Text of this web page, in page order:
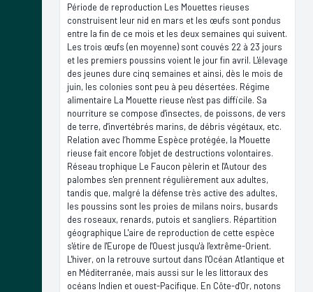
Période de reproduction Les Mouettes rieuses
construisent leur nid en mars et les œufs sont pondus
entre la fin de ce mois et les deux semaines qui suivent.
Les trois œufs (en moyenne) sont couvés 22 à 23 jours
et les premiers poussins voient le jour fin avril. L'élevage
des jeunes dure cinq semaines et ainsi, dès le mois de
juin, les colonies sont peu à peu désertées. Régime
alimentaire La Mouette rieuse n'est pas difficile. Sa
nourriture se compose d'insectes, de poissons, de vers
de terre, d'invertébrés marins, de débris végétaux, etc.
Relation avec l’homme Espèce protégée, la Mouette
rieuse fait encore l'objet de destructions volontaires.
Réseau trophique Le Faucon pèlerin et l'Autour des
palombes s'en prennent régulièrement aux adultes,
tandis que, malgré la défense très active des adultes,
les poussins sont les proies de milans noirs, busards
des roseaux, renards, putois et sangliers. Répartition
géographique L'aire de reproduction de cette espèce
s'étire de l'Europe de l'Ouest jusqu'à l'extrême-Orient.
L'hiver, on la retrouve surtout dans l'Océan Atlantique et
en Méditerranée, mais aussi sur le les littoraux des
océans Indien et ouest-Pacifique. En Côte-d'Or, notons